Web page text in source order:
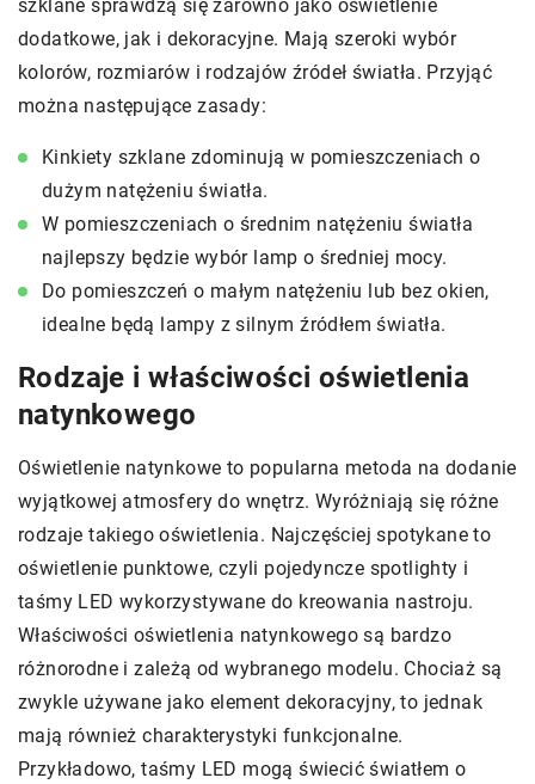
szklane sprawdzą się zarówno jako oświetlenie
dodatkowe, jak i dekoracyjne. Mają szeroki wybór
kolorów, rozmiarów i rodzajów źródeł światła. Przyjąć
można następujące zasady:
Kinkiety szklane zdominują w pomieszczeniach o
dużym natężeniu światła.
W pomieszczeniach o średnim natężeniu światła
najlepszy będzie wybór lamp o średniej mocy.
Do pomieszczeń o małym natężeniu lub bez okien,
idealne będą lampy z silnym źródłem światła.
Rodzaje i właściwości oświetlenia
natynkowego
Oświetlenie natynkowe to popularna metoda na dodanie
wyjątkowej atmosfery do wnętrz. Wyróżniają się różne
rodzaje takiego oświetlenia. Najczęściej spotykane to
oświetlenie punktowe, czyli pojedyncze spotlighty i
taśmy LED wykorzystywane do kreowania nastroju.
Właściwości oświetlenia natynkowego są bardzo
różnorodne i zależą od wybranego modelu. Chociaż są
zwykle używane jako element dekoracyjny, to jednak
mają również charakterystyki funkcjonalne.
Przykładowo, taśmy LED mogą świecić światłem o